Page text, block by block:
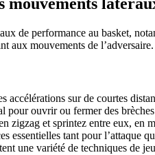
de performance au basket,
aux mouvements de l’adversaire.
accélérations sur de courtes
pour ouvrir ou fermer des
zigzag et sprintez entre eux, en
essentielles tant pour l’attaque
une variété de techniques de